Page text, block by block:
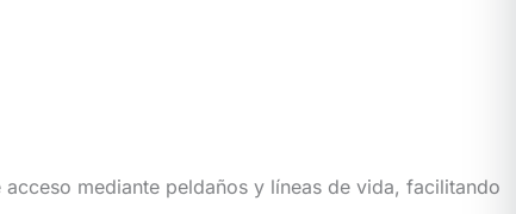
mediante peldaños y líneas de vida, facilitando